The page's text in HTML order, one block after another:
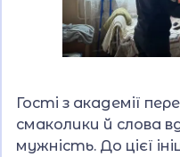
Гості з академії
смаколики й слова
мужність. До цієї